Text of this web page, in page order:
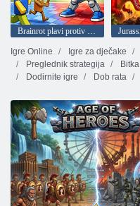
Igre Online
Igre za dječake
Preglednik strategija
Bitka
Dodirnite igre
Dob rata